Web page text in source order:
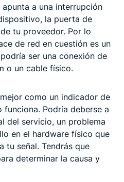
a una interrupción
la puerta de
tu proveedor. Por lo
de red en cuestión es un
ser una conexión de
o un cable físico.
como un indicador de
funciona. Podría deberse a
del servicio, un problema
en el hardware físico que
tu señal. Tendrás que
determinar la causa y